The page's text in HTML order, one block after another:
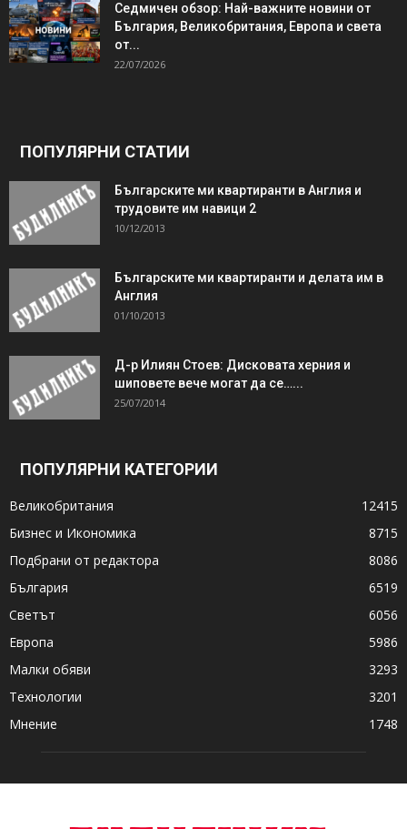
Седмичен обзор: Най-важните новини от
България, Великобритания, Европа и света
от...
22/07/2026
ПОПУЛЯРНИ СТАТИИ
Българските ми квартиранти в Англия и
трудовите им навици 2
10/12/2013
Българските ми квартиранти и делата им в
Англия
01/10/2013
Д-р Илиян Стоев: Дисковата херния и
шиповете вече могат да се…...
25/07/2014
ПОПУЛЯРНИ КАТЕГОРИИ
Великобритания
12415
Бизнес и Икономика
8715
Подбрани от редактора
8086
България
6519
Светът
6056
Европа
5986
Малки обяви
3293
Технологии
3201
Мнение
1748